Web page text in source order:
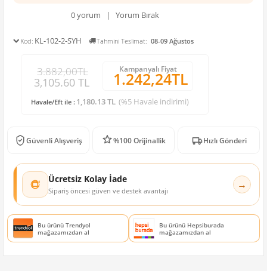
0 yorum | Yorum Bırak
Kod: KL-102-2-SYH Tahmini Teslimat: 08-09 Ağustos
3.882,00TL
3,105.60 TL
Kampanyalı Fiyat
1.242,24TL
Havale/Eft ile : 1,180.13 TL (%5 Havale indirimi)
Güvenli Alışveriş %100 Orijinallik Hızlı Gönderi
Ücretsiz Kolay İade
Sipariş öncesi güven ve destek avantajı →
Bu ürünü Trendyol
mağazamızdan al
Bu ürünü Hepsiburada
mağazamızdan al